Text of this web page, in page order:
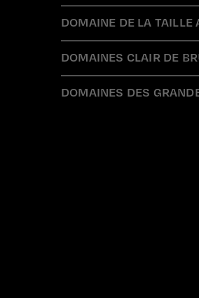
DOMAINE DE LA TAILLE
DOMAINES CLAIR DE
DOMAINES DES